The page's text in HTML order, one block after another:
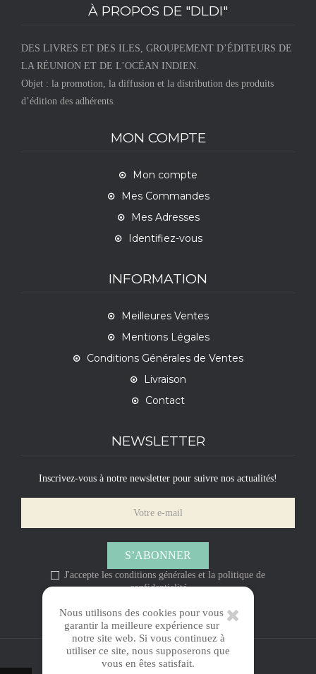
À PROPOS DE "DLDI"
DES LIVRES ET DES ILES, GROUPEMENT D’ÉDITEURS DE
LA RÉUNION ET DE L’OCÉAN INDIEN.
Objet : la promotion, la diffusion et la distribution des produits
d’édition des adhérents.
MON COMPTE
Mon compte
Mes Commandes
Mes Adresses
Identifiez-vous
INFORMATION
Meilleures Ventes
Mentions Légales
Conditions Générales de Ventes
Livraison
Contact
NEWSLETTER
Inscrivez-vous à notre newsletter pour suivre nos actualités!
S’ABONNER
J'accepte les conditions générales et la politique de
confidentialité
Nous utilisons des cookies pour vous
garantir la meilleure expérience sur
notre site web. Si vous continuez à
utiliser ce site, nous supposerons que
vous en êtes satisfait.